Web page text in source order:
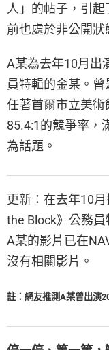
人」的帖子，引
前也處於非公開狀
A某為去年10月出
員特輯的金某。
任著首爾市立美
85.4:1的競爭率，
為話題。
更新：在去年10
the Block》公務
A某的影片已在
沒有相關影片。
註：網友推測A某曾出演